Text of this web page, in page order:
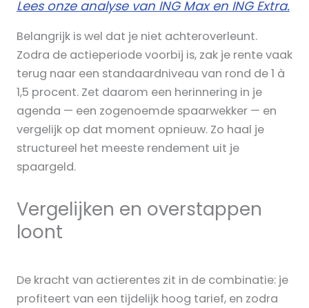
Lees onze analyse van ING Max en ING Extra.
Belangrijk is wel dat je niet achteroverleunt.
Zodra de actieperiode voorbij is, zak je rente vaak
terug naar een standaardniveau van rond de 1 à
1,5 procent. Zet daarom een herinnering in je
agenda — een zogenoemde spaarwekker — en
vergelijk op dat moment opnieuw. Zo haal je
structureel het meeste rendement uit je
spaargeld.
Vergelijken en overstappen
loont
De kracht van actierentes zit in de combinatie: je
profiteert van een tijdelijk hoog tarief, en zodra